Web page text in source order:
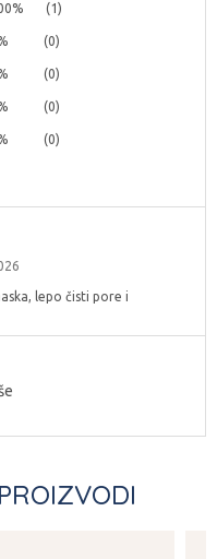
(1)
(0)
(0)
(0)
(0)
lepo čisti pore i